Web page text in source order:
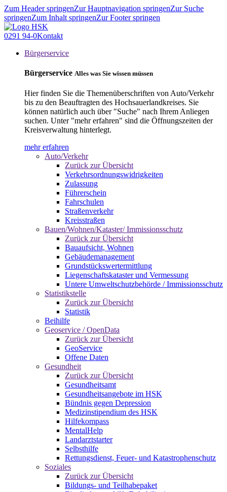
Zum Header springenZur Hauptnavigation springenZur Suche
springenZum Inhalt springenZur Footer springen
0291 94-0Kontakt
Bürgerservice
Bürgerservice Alles was Sie wissen müssen
Hier finden Sie die Themenüberschriften von Auto/Verkehr
bis zu den Beauftragten des Hochsauerlandkreises. Sie
können natürlich auch über "Suche" nach Ihrem Anliegen
suchen. Unter "mehr erfahren" sind die Öffnungszeiten der
Kreisverwaltung hinterlegt.
mehr erfahren
Auto/Verkehr
Zurück zur Übersicht
Verkehrsordnungswidrigkeiten
Zulassung
Führerschein
Fahrschulen
Straßenverkehr
Kreisstraßen
Bauen/Wohnen/Kataster/ Immissionsschutz
Zurück zur Übersicht
Bauaufsicht, Wohnen
Gebäudemanagement
Grundstückswertermittlung
Liegenschaftskataster und Vermessung
Untere Umweltschutzbehörde / Immissionsschutz
Statistikstelle
Zurück zur Übersicht
Statistik
Beihilfe
Geoservice / OpenData
Zurück zur Übersicht
GeoService
Offene Daten
Gesundheit
Zurück zur Übersicht
Gesundheitsamt
Gesundheitsangebote im HSK
Bündnis gegen Depression
Medizinstipendium des HSK
Hilfekompass
MentalHelp
Landarztstarter
Selbsthilfe
Rettungsdienst, Feuer- und Katastrophenschutz
Soziales
Zurück zur Übersicht
Bildungs- und Teilhabepaket